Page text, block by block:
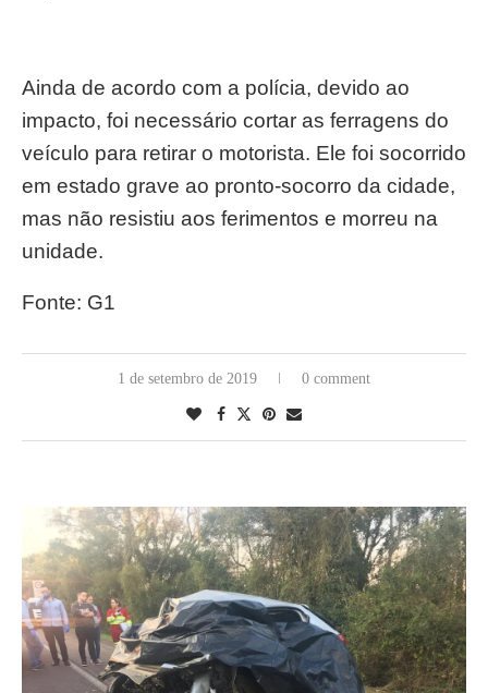
Ainda de acordo com a polícia, devido ao
impacto, foi necessário cortar as ferragens do
veículo para retirar o motorista. Ele foi socorrido
em estado grave ao pronto-socorro da cidade,
mas não resistiu aos ferimentos e morreu na
unidade.
Fonte: G1
1 de setembro de 2019 0 comment